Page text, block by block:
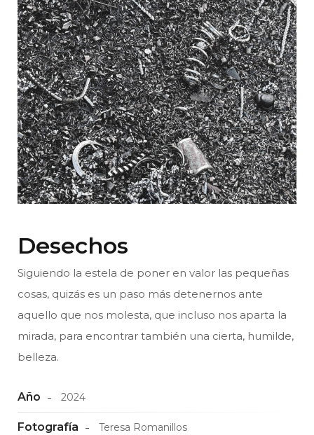
Desechos
Siguiendo la estela de poner en valor las pequeñas
cosas, quizás es un paso más detenernos ante
aquello que nos molesta, que incluso nos aparta la
mirada, para encontrar también una cierta, humilde,
belleza.
Año 2024
Fotografía Teresa Romanillos